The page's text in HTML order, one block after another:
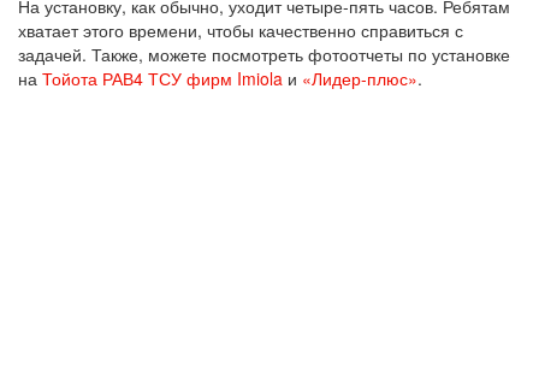
На установку, как обычно, уходит четыре-пять часов. Ребятам
хватает этого времени, чтобы качественно справиться с
задачей. Также, можете посмотреть фотоотчеты по установке
на Тойота РАВ4 ТСУ фирм Imiola и «Лидер-плюс».